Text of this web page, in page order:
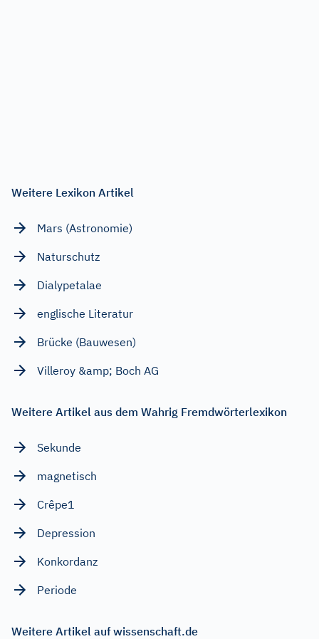
Weitere Lexikon Artikel
Mars (Astronomie)
Naturschutz
Dialypetalae
englische Literatur
Brücke (Bauwesen)
Villeroy &amp; Boch AG
Weitere Artikel aus dem Wahrig Fremdwörterlexikon
Sekunde
magnetisch
Crêpe1
Depression
Konkordanz
Periode
Weitere Artikel auf wissenschaft.de